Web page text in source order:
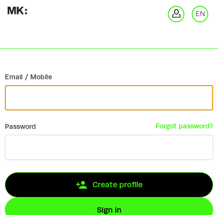
EN
Email / Mobile
Password Forgot password?
Create profile
Sign in